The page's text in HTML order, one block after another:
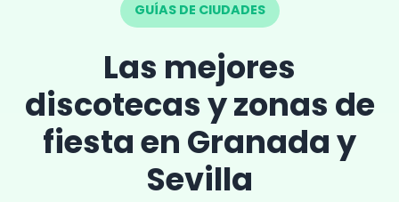
GUÍAS DE CIUDADES
Las mejores
discotecas y zonas de
fiesta en Granada y
Sevilla